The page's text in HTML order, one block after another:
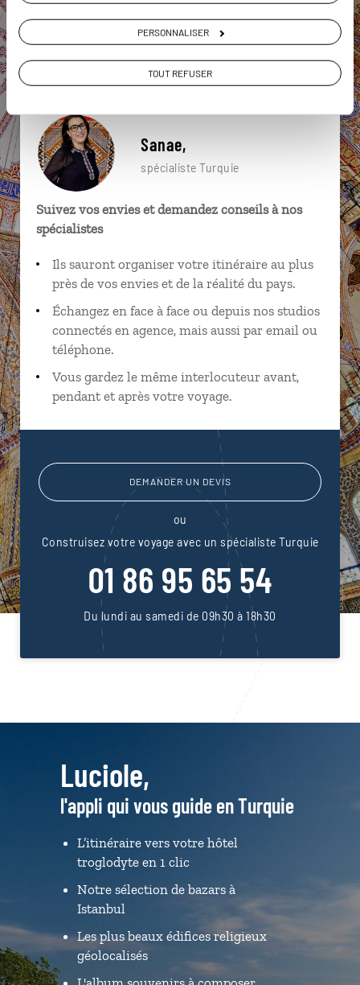
PERSONNALISER
TOUT REFUSER
Dalaman Fethiye Kalkan Beyoglu
Sanae,
spécialiste Turquie
Suivez vos envies et demandez conseils à nos
spécialistes
Ils sauront organiser votre itinéraire au plus
près de vos envies et de la réalité du pays.
Échangez en face à face ou depuis nos studios
connectés en agence, mais aussi par email ou
téléphone.
Vous gardez le même interlocuteur avant,
pendant et après votre voyage.
DEMANDER UN DEVIS
ou
Construisez votre voyage avec un spécialiste Turquie
01 86 95 65 54
Du lundi au samedi de 09h30 à 18h30
Luciole,
l'appli qui vous guide en Turquie
L’itinéraire vers votre hôtel
troglodyte en 1 clic
Notre sélection de bazars à
Istanbul
Les plus beaux édifices religieux
géolocalisés